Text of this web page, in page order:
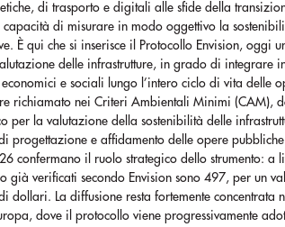
di trasporto e digitali alle sfide della
capacità di misurare in modo oggettivo la
È qui che si inserisce il Protocollo Envision, oggi
delle infrastrutture, in grado di integrare
e sociali lungo l’intero ciclo di vita delle
richiamato nei Criteri Ambientali Minimi (CAM),
per la valutazione della sostenibilità delle
progettazione e affidamento delle opere
confermano il ruolo strategico dello strumento: a
già verificati secondo Envision sono 497, per un
dollari. La diffusione resta fortemente concentrata
dove il protocollo viene progressivamente